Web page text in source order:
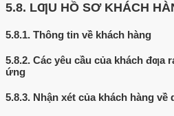
5.8. LƢU HỒ SƠ KHÁCH
5.8.1. Thông tin về khách hàng
5.8.2. Các yêu cầu của khách đƣa
ứng
5.8.3. Nhận xét của khách hàng về